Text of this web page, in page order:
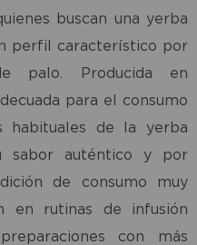
buscan una yerba
perfil característico por
palo. Producida en
para el consumo
habituales de la yerba
sabor auténtico y por
de consumo muy
en rutinas de infusión
con más